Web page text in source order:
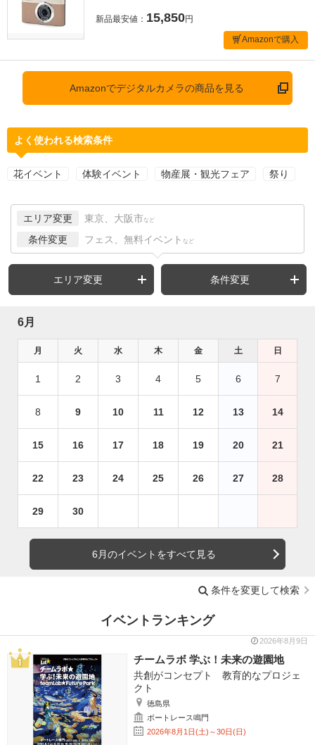
新品最安値： 15,850円
Amazonで購入
Amazonでデジタルカメラの商品を見る
よく使われる検索条件
花イベント 体験イベント 物産展・観光フェア 祭り
エリア変更 東京、大阪市 など
条件変更 フェス、無料イベント など
エリア変更 条件変更
6月
月 火 水 木 金 土 日
1 2 3 4 5 6 7
8 9 10 11 12 13 14
15 16 17 18 19 20 21
22 23 24 25 26 27 28
29 30
6月のイベントをすべて見る
条件を変更して検索
イベントランキング
2026年8月9日
チームラボ 学ぶ！未来の遊園地
共創がコンセプト 教育的なプロジェ
クト
徳島県
ボートレース鳴門
2026年8月1日(土)～30日(日)